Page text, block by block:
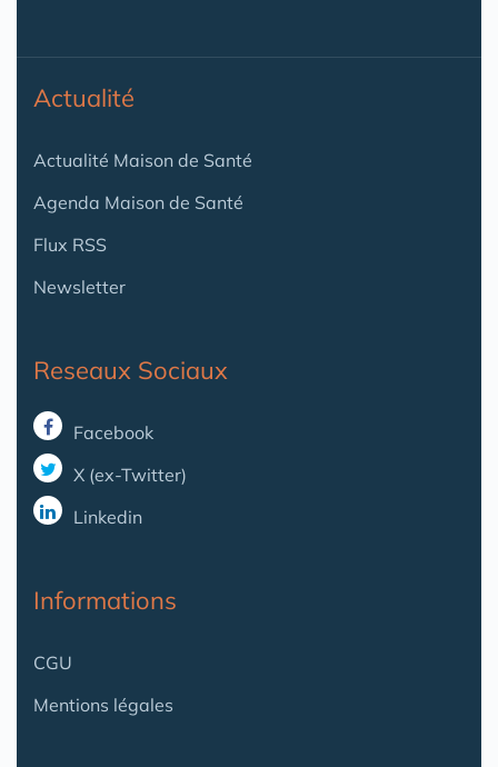
Actualité
Actualité Maison de Santé
Agenda Maison de Santé
Flux RSS
Newsletter
Reseaux Sociaux
Facebook
X (ex-Twitter)
Linkedin
Informations
CGU
Mentions légales